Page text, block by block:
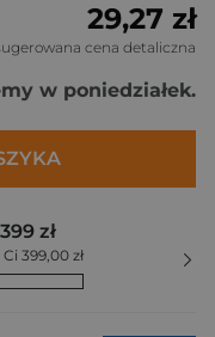
29,27 zł
cena detaliczna
w poniedziałek.
zł
399,00 zł